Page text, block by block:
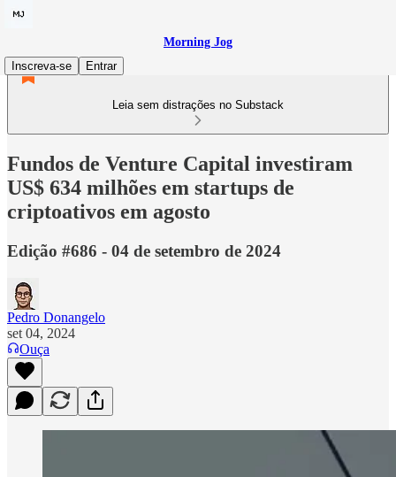
Morning Jog
Inscreva-se
Entrar
Leia sem distrações no Substack
Fundos de Venture Capital investiram
US$ 634 milhões em startups de
criptoativos em agosto
Edição #686 - 04 de setembro de 2024
Pedro Donangelo
set 04, 2024
Ouça